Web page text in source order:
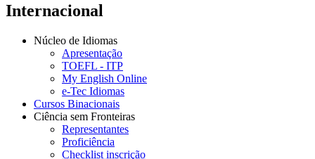
Internacional
Núcleo de Idiomas
Apresentação
TOEFL - ITP
My English Online
e-Tec Idiomas
Cursos Binacionais
Ciência sem Fronteiras
Representantes
Proficiência
Checklist inscrição